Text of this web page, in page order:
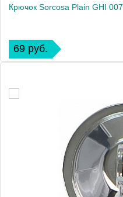
Крючок Sorcosa Plain GHI 007
69 руб.